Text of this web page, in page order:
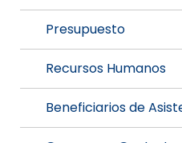
Presupuesto
Recursos Humanos
Beneficiarios de